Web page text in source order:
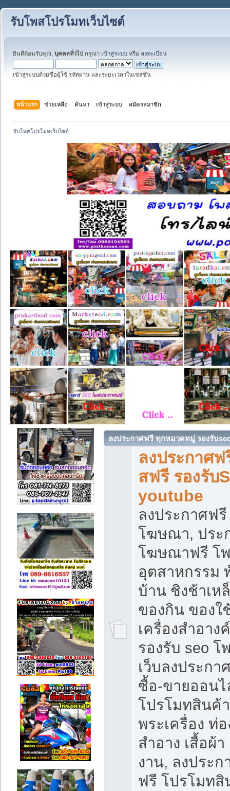
รับโพสโปรโมทเว็บไซต์
ยินดีต้อนรับคุณ, บุคคลทั่วไป กรุณา เข้าสู่ระบบ หรือ ลงทะเบียน
เข้าสู่ระบบด้วยชื่อผู้ใช้ รหัสผ่าน และระยะเวลาในเซสชั่น
หน้าแรก ช่วยเหลือ ค้นหา เข้าสู่ระบบ สมัครสมาชิก
รับโพสโปรโมทเว็บไซต์
ลงประกาศฟรี ทุกหมวดหมู่ รองรับ
ลงประกาศ
สฟรี รองรับ
youtube
ลงประกาศฟ
โฆษณา, ประ
โฆษณาฟรี โ
อุตสาหกรรม
บ้าน ชิงช้าเห
ของกิน ของใ
เครื่องสำอา
รองรับ seo โ
เว็บลงประก
ซื้อ-ขายออน
โปรโมทสินค้
พระเครื่อง ท่อ
สำอาง เสื้อผ้
งาน, ลงประ
ฟรี โปรโมท